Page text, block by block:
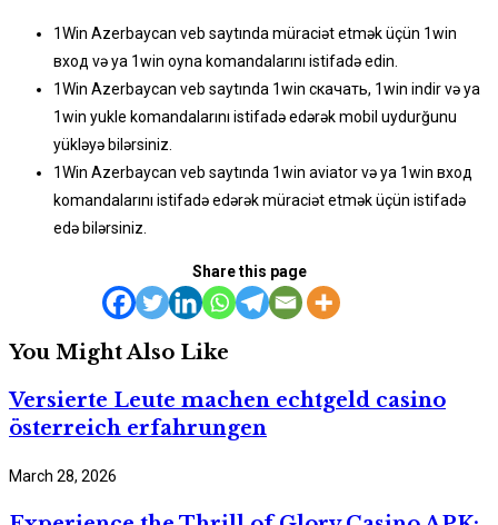
1Win Azerbaycan veb saytında müraciət etmək üçün 1win
вход və ya 1win oyna komandalarını istifadə edin.
1Win Azerbaycan veb saytında 1win скачать, 1win indir və ya
1win yukle komandalarını istifadə edərək mobil uydurğunu
yükləyə bilərsiniz.
1Win Azerbaycan veb saytında 1win aviator və ya 1win вход
komandalarını istifadə edərək müraciət etmək üçün istifadə
edə bilərsiniz.
Share this page
You Might Also Like
Versierte Leute machen echtgeld casino
österreich erfahrungen
March 28, 2026